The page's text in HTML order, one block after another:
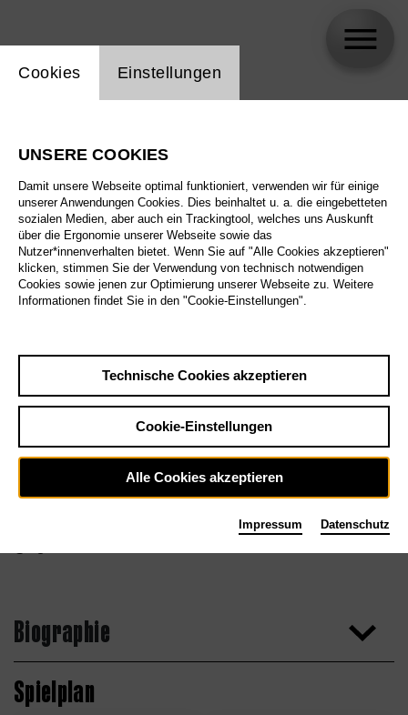
Biographie
Spielplan
Einstellung Website Cookie
Cookies Einstellungen
UNSERE COOKIES
Damit unsere Webseite optimal funktioniert, verwenden wir für einige
unserer Anwendungen Cookies. Dies beinhaltet u. a. die eingebetteten
sozialen Medien, aber auch ein Trackingtool, welches uns Auskunft
über die Ergonomie unserer Webseite sowie das
Nutzer*innenverhalten bietet. Wenn Sie auf "Alle Cookies akzeptieren"
klicken, stimmen Sie der Verwendung von technisch notwendigen
Cookies sowie jenen zur Optimierung unserer Webseite zu. Weitere
Informationen findet Sie in den "Cookie-Einstellungen".
Technische Cookies akzeptieren
Cookie-Einstellungen
Alle Cookies akzeptieren
Impressum Datenschutz